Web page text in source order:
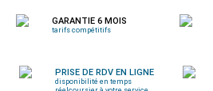
GARANTIE 6 MOIS
tarifs compétitifs
PRISE DE RDV EN LIGNE
disponibilité en temps